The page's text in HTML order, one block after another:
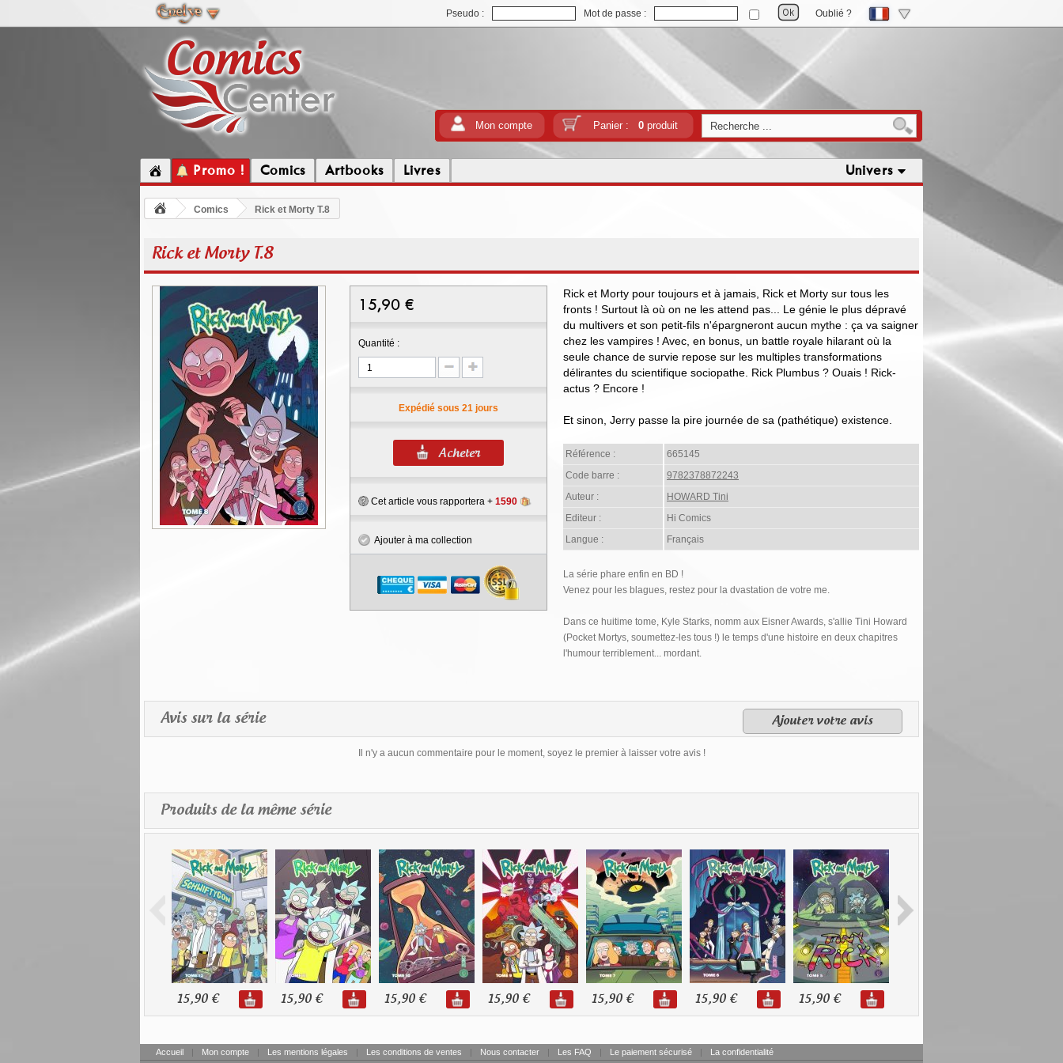
Pseudo : Mot de passe : Oublié ?
Mon compte Panier : 0produit
Promo ! Comics Artbooks Livres Univers
Comics Rick et Morty T.8
Rick et Morty T.8
15,90 €
Quantité :
Expédié sous 21 jours
Cet article vous rapportera + 1590
Ajouter à ma collection
Rick et Morty pour toujours et à jamais, Rick et Morty sur tous les
fronts ! Surtout là où on ne les attend pas... Le génie le plus dépravé
du multivers et son petit-fils n'épargneront aucun mythe : ça va saigner
chez les vampires ! Avec, en bonus, un battle royale hilarant où la
seule chance de survie repose sur les multiples transformations
délirantes du scientifique sociopathe. Rick Plumbus ? Ouais ! Rick-
actus ? Encore !
Et sinon, Jerry passe la pire journée de sa (pathétique) existence.
Référence :
665145
Code barre :
9782378872243
Auteur :
HOWARD Tini
Editeur :
Hi Comics
Langue :
Français
La série phare enfin en BD !
Venez pour les blagues, restez pour la dvastation de votre me.
Dans ce huitime tome, Kyle Starks, nomm aux Eisner Awards, s'allie Tini Howard
(Pocket Mortys, soumettez-les tous !) le temps d'une histoire en deux chapitres
l'humour terriblement... mordant.
Avis sur la série Ajouter votre avis
Il n'y a aucun commentaire pour le moment, soyez le premier à laisser votre avis !
Produits de la même série
15,90 € 15,90 € 15,90 € 15,90 € 15,90 € 15,90 € 15,90 €
Accueil | Mon compte | Les mentions légales | Les conditions de ventes | Nous contacter | Les FAQ | Le paiement sécurisé | La confidentialité